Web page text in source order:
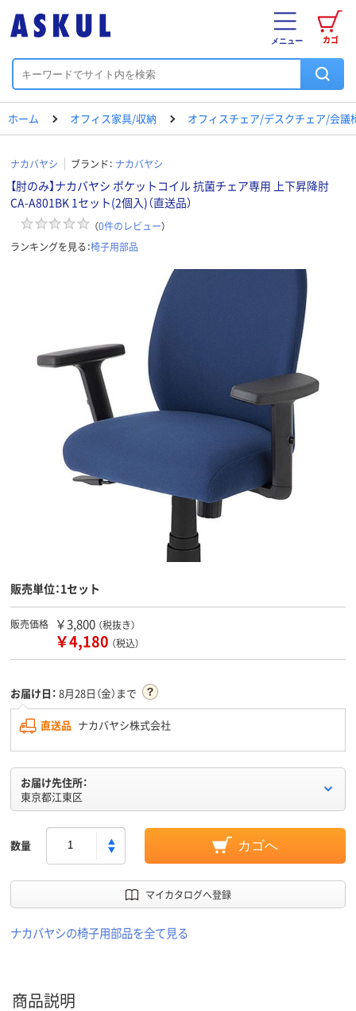
カゴ
メニュー
ホーム オフィス家具/収納 オフィスチェア/デスクチェア/会議
ナカバヤシ ブランド： ナカバヤシ
【肘のみ】ナカバヤシ ポケットコイル 抗菌チェア専用 上下昇降肘
CA-A801BK 1セット(2個入)（直送品）
（0件のレビュー）
ランキングを見る：椅子用部品
販売単位：1セット
販売価格 ￥3,800 （税抜き）
￥4,180 （税込）
お届け日： 8月28日（金）まで
直送品 ナカバヤシ株式会社
お届け先住所：
東京都江東区
数量 カゴへ
マイカタログへ登録
ナカバヤシの椅子用部品を全て見る
商品説明